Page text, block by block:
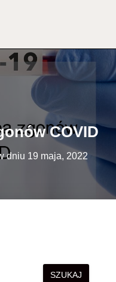
COVID
dniu 19 maja, 2022
SZUKAJ